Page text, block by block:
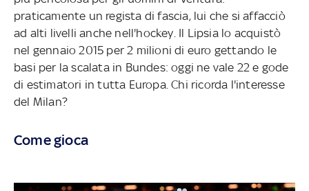
praticamente un regista di fascia, lui che si affacciò
ad alti livelli anche nell'hockey. Il Lipsia lo acquistò
nel gennaio 2015 per 2 milioni di euro gettando le
basi per la scalata in Bundes: oggi ne vale 22 e gode
di estimatori in tutta Europa. Chi ricorda l'interesse
del Milan?
Come gioca